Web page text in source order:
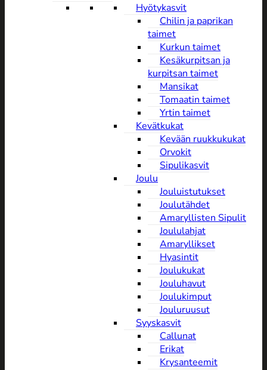
Hyötykasvit
Chilin ja paprikan
taimet
Kurkun taimet
Kesäkurpitsan ja
kurpitsan taimet
Mansikat
Tomaatin taimet
Yrtin taimet
Kevätkukat
Kevään ruukkukukat
Orvokit
Sipulikasvit
Joulu
Jouluistutukset
Joulutähdet
Amaryllisten Sipulit
Joululahjat
Amaryllikset
Hyasintit
Joulukukat
Jouluhavut
Joulukimput
Jouluruusut
Syyskasvit
Callunat
Erikat
Krysanteemit